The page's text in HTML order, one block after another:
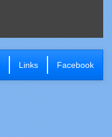
Facebook
Links